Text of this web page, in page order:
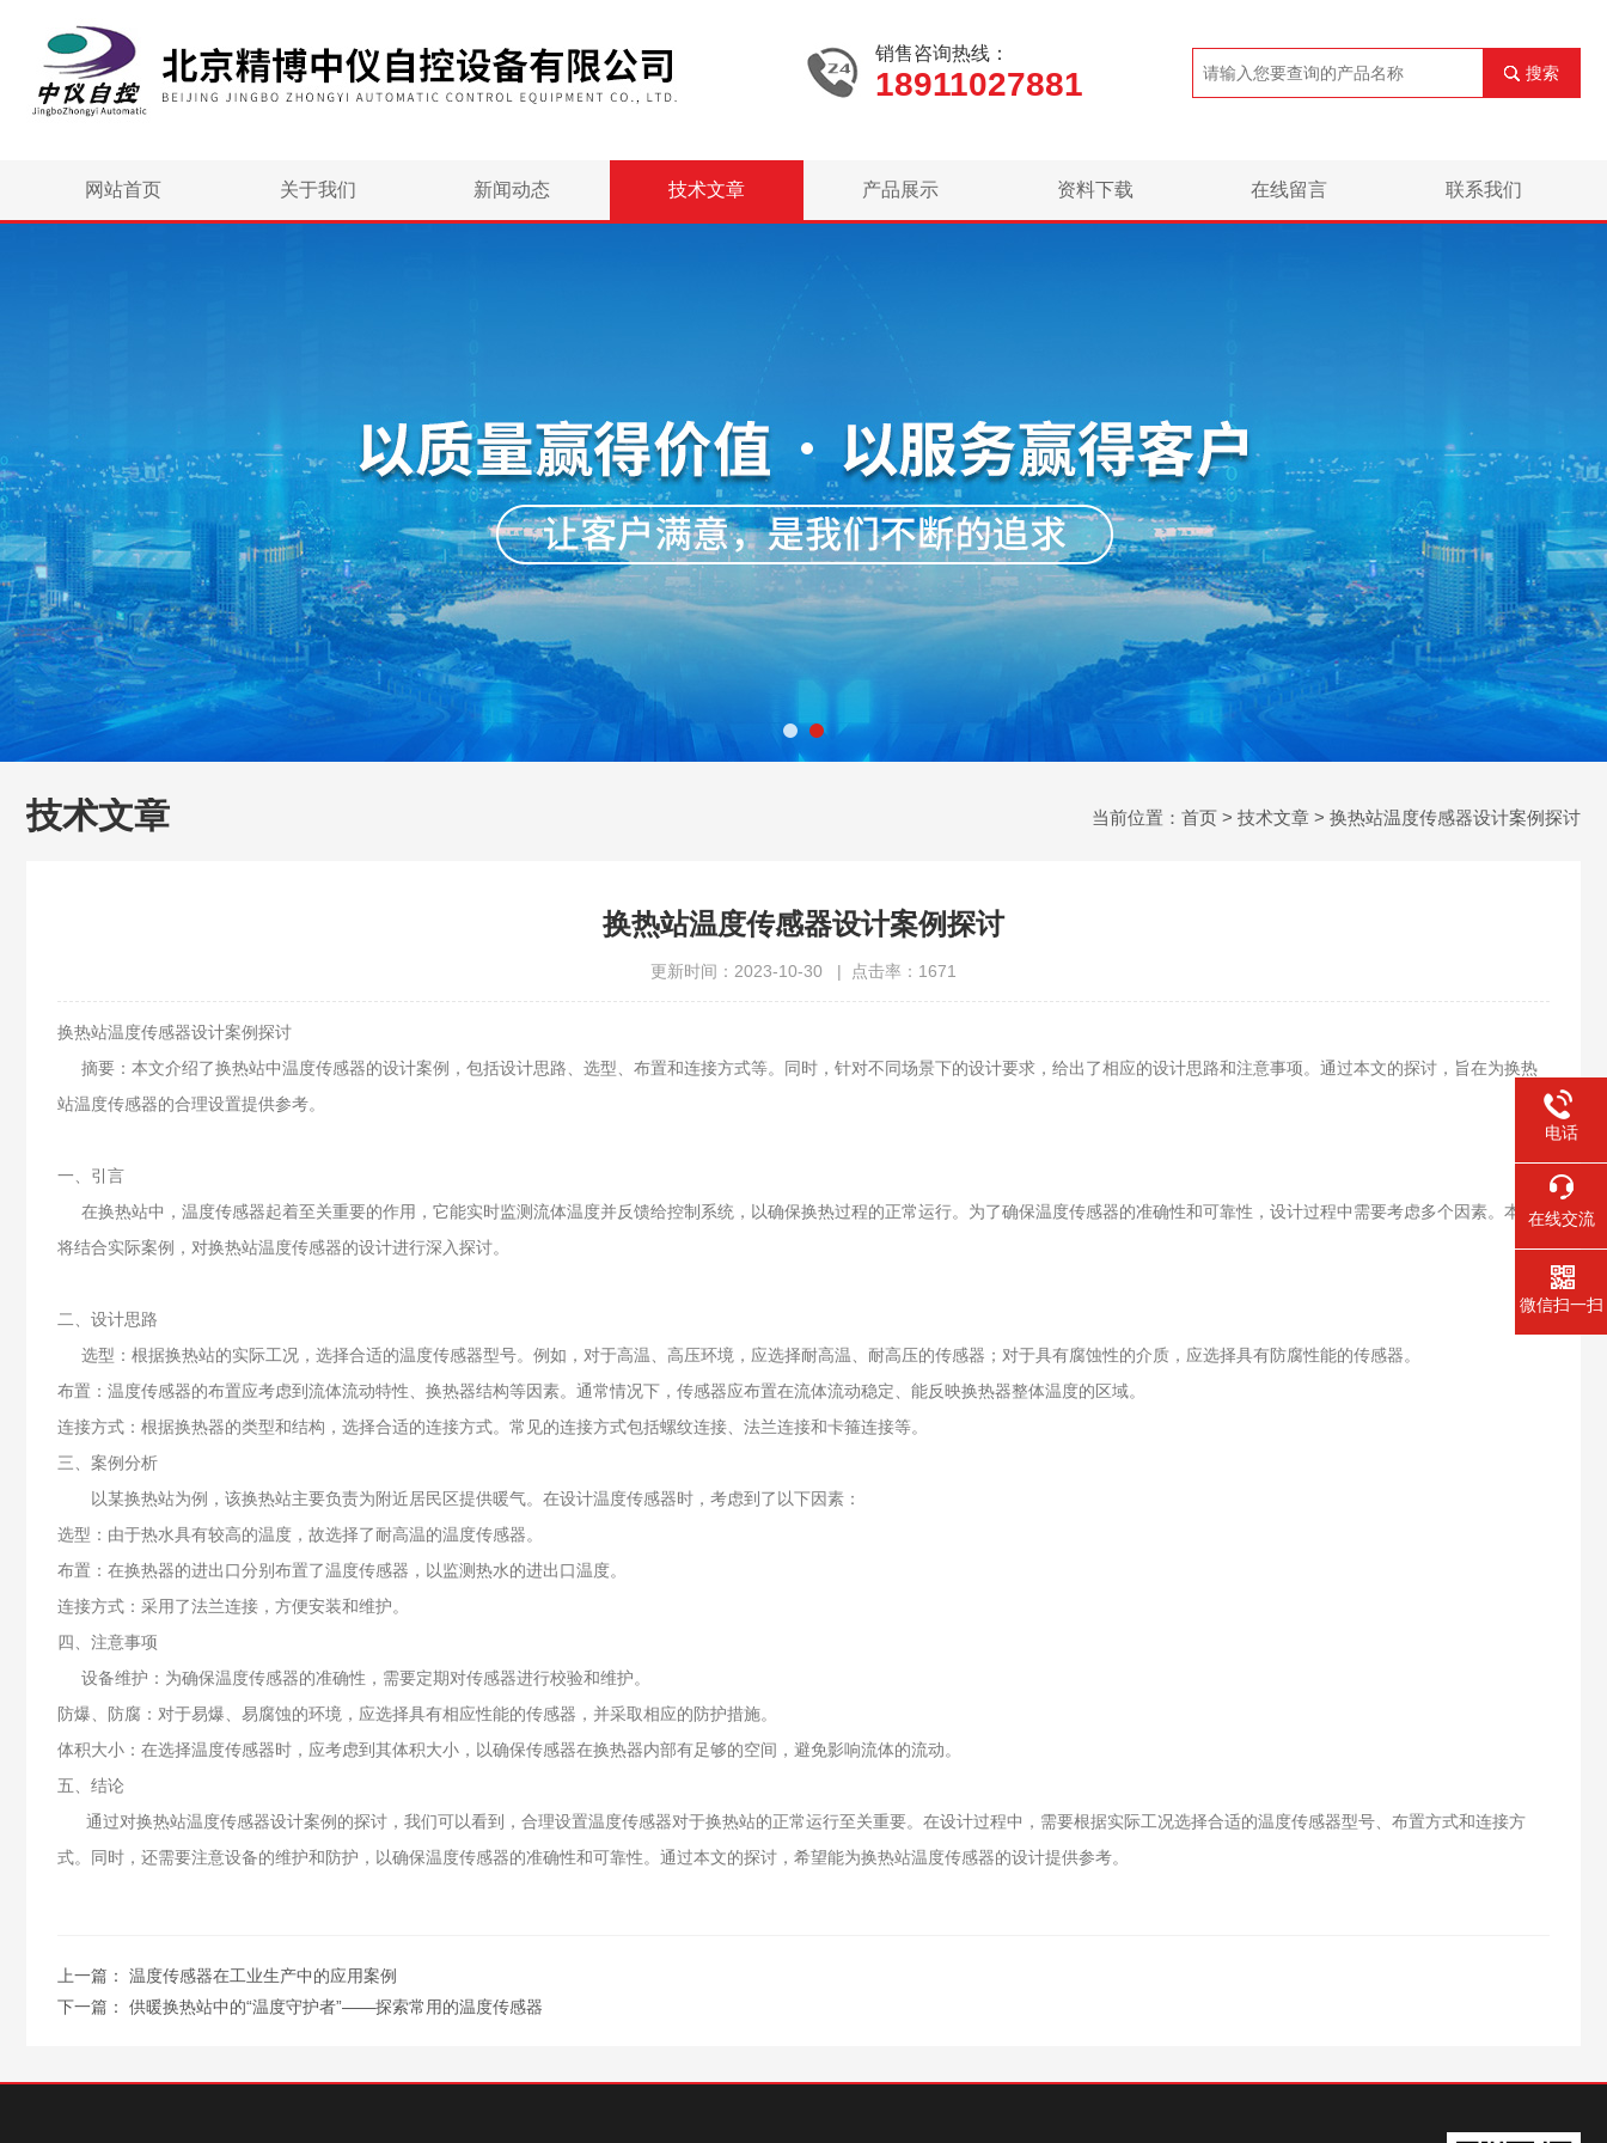
销售咨询热线：
18911027881 搜索
网站首页 关于我们 新闻动态 技术文章 产品展示 资料下载 在线留言 联系我们
技术文章 当前位置： 首页 > 技术文章 > 换热站温度传感器设计案例探讨
换热站温度传感器设计案例探讨
更新时间：2023-10-30 | 点击率：1671
换热站温度传感器设计案例探讨
摘要：本文介绍了换热站中温度传感器的设计案例，包括设计思路、选型、布置和连接方式等。同时，针对不同场景下的设计要求，给出了相应的设计思路和注意事项。通过本文的探讨，旨在为换热
站温度传感器的合理设置提供参考。
一、引言
在换热站中，温度传感器起着至关重要的作用，它能实时监测流体温度并反馈给控制系统，以确保换热过程的正常运行。为了确保温度传感器的准确性和可靠性，设计过程中需要考虑多个因素。本文
将结合实际案例，对换热站温度传感器的设计进行深入探讨。
二、设计思路
选型：根据换热站的实际工况，选择合适的温度传感器型号。例如，对于高温、高压环境，应选择耐高温、耐高压的传感器；对于具有腐蚀性的介质，应选择具有防腐性能的传感器。
布置：温度传感器的布置应考虑到流体流动特性、换热器结构等因素。通常情况下，传感器应布置在流体流动稳定、能反映换热器整体温度的区域。
连接方式：根据换热器的类型和结构，选择合适的连接方式。常见的连接方式包括螺纹连接、法兰连接和卡箍连接等。
三、案例分析
以某换热站为例，该换热站主要负责为附近居民区提供暖气。在设计温度传感器时，考虑到了以下因素：
选型：由于热水具有较高的温度，故选择了耐高温的温度传感器。
布置：在换热器的进出口分别布置了温度传感器，以监测热水的进出口温度。
连接方式：采用了法兰连接，方便安装和维护。
四、注意事项
设备维护：为确保温度传感器的准确性，需要定期对传感器进行校验和维护。
防爆、防腐：对于易爆、易腐蚀的环境，应选择具有相应性能的传感器，并采取相应的防护措施。
体积大小：在选择温度传感器时，应考虑到其体积大小，以确保传感器在换热器内部有足够的空间，避免影响流体的流动。
五、结论
通过对换热站温度传感器设计案例的探讨，我们可以看到，合理设置温度传感器对于换热站的正常运行至关重要。在设计过程中，需要根据实际工况选择合适的温度传感器型号、布置方式和连接方
式。同时，还需要注意设备的维护和防护，以确保温度传感器的准确性和可靠性。通过本文的探讨，希望能为换热站温度传感器的设计提供参考。
上一篇： 温度传感器在工业生产中的应用案例
下一篇： 供暖换热站中的“温度守护者”——探索常用的温度传感器
电话
在线交流
微信扫一扫